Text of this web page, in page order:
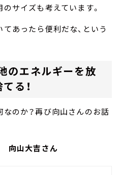
サイズも考えています。
あったら便利だな、という
のエネルギーを放
る！
なのか？再び向山さんのお話
向山大吉さん